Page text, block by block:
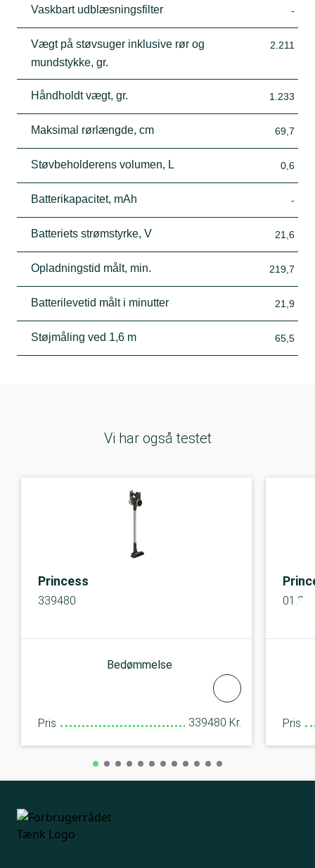
Vaskbart udblæsningsfilter -
Vægt på støvsuger inklusive rør og
mundstykke, gr.
2.211
Håndholdt vægt, gr. 1.233
Maksimal rørlængde, cm 69,7
Støvbeholderens volumen, L 0,6
Batterikapacitet, mAh -
Batteriets strømstyrke, V 21,6
Opladningstid målt, min. 219,7
Batterilevetid målt i minutter 21,9
Støjmåling ved 1,6 m 65,5
Vi har også testet
Princess
339480
Bedømmelse
Pris 339480 Kr. Pris